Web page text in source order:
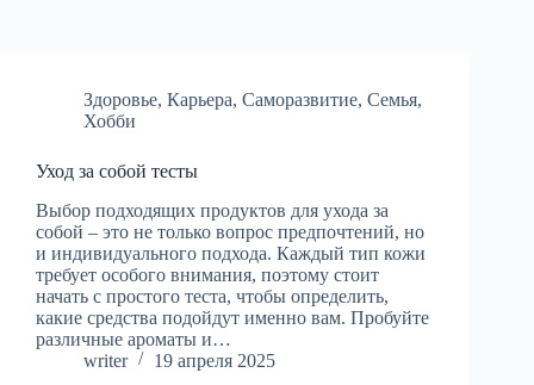
Здоровье, Карьера, Саморазвитие, Семья,
Хобби
Уход за собой тесты
Выбор подходящих продуктов для ухода за
собой – это не только вопрос предпочтений, но
и индивидуального подхода. Каждый тип кожи
требует особого внимания, поэтому стоит
начать с простого теста, чтобы определить,
какие средства подойдут именно вам. Пробуйте
различные ароматы и…
writer
19 апреля 2025